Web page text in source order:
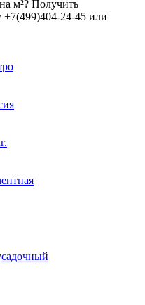
м²? Получить
24-45 или